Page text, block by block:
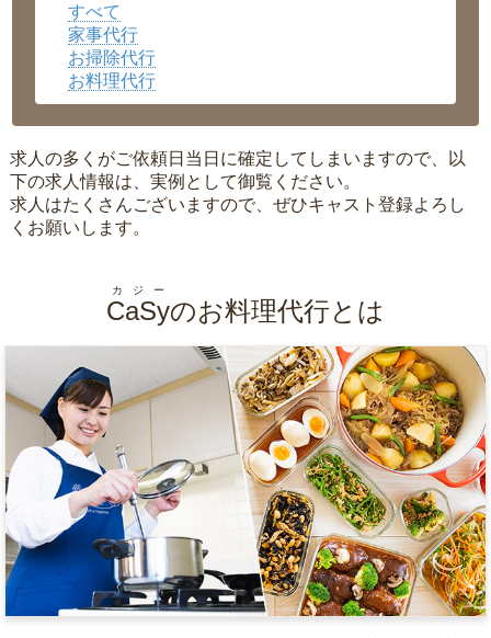
沖縄県
すべて
家事代行
お掃除代行
お料理代行
求人の多くがご依頼日当日に確定してしまいますので、以
下の求人情報は、実例として御覧ください。
求人はたくさんございますので、ぜひキャスト登録よろし
くお願いします。
CaSy
カジー
のお料理代行とは